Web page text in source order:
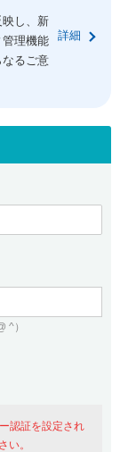
方
能を使う方
し、新
管理機能
るご意
詳細
^）
認証を設定され
い。